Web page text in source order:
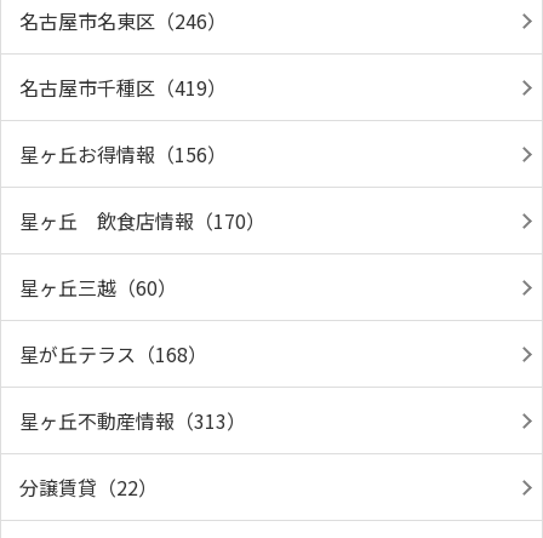
名古屋市名東区（246）
名古屋市千種区（419）
星ヶ丘お得情報（156）
星ヶ丘 飲食店情報（170）
星ヶ丘三越（60）
星が丘テラス（168）
星ヶ丘不動産情報（313）
分譲賃貸（22）